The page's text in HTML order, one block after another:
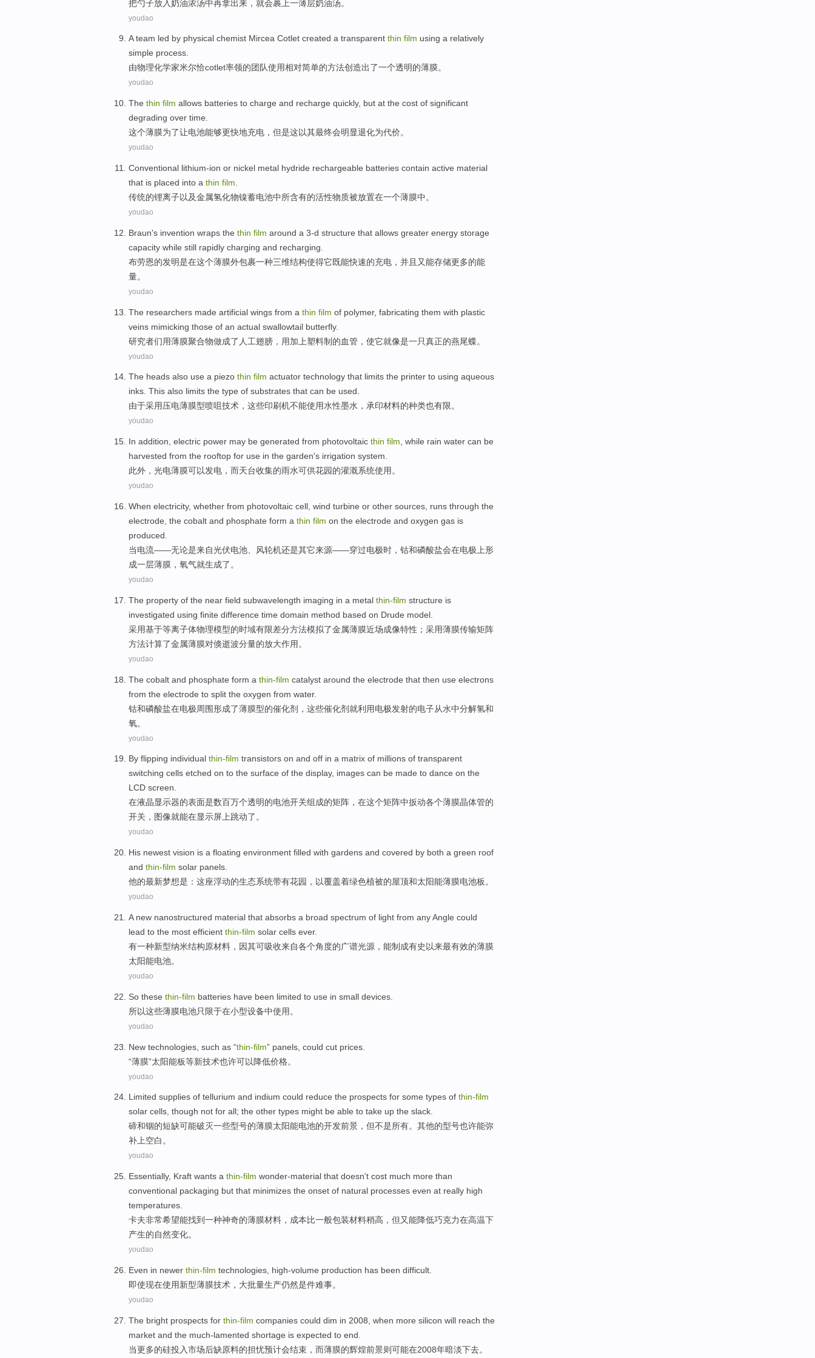
把勺子放入奶油浓汤中再拿出来， 就会裹 上一薄层奶油汤。
youdao
Ateam led by physical chemist Mircea Cotlet created a transparent thin film using a relatively
simple process.
由物理化学家米尔恰cotlet率领的团队使用相对简单的方法创造出了一个透明的薄膜。
youdao
The thin film allows batteries to charge and recharge quickly, but at the cost of significant
degrading over time
这个薄膜为了让电池能够更快地充电 ， 但是这以其最终会明显退化为代价。
youdao
Conventional lithium-ion or nickel metal hydride rechargeable batteries contain active material
that is placed into a thin film
传统的锂离子以及金属氢化物镍蓄电池中所含有的活性物质被放置在一个薄膜中。
youdao
Braun's invention wraps the thin film around a 3-d structure that allows greater energy storage
capacity while still rapidly charging and recharging.
布劳恩的发明是在这个薄膜外包裹一种三维结构使得它既能快速的充电 ，并且又能存储更多的能
量。
youdao
The researchers made artificial wings from a thin film of polymer, fabricating them with plastic
veins mimicking those of an actual swallowtail butterfly.
研究者们用薄膜聚合物做成了 人工翅膀 ，用加上塑料制的血管 ，使它就像是一只真正的燕尾蝶。
youdao
The heads also use a piezo thin film actuator technology that limits the printer to using aqueous
inks. This also limits the type of substrates that can be used.
由于采用压电薄膜型喷咀技术 ，这些印刷机不能使用水性墨水 ，承印材料的种类也有限。
youdao
In addition , electric power may be generated from photovoltaic thin film while rain water can be
harvested from the rooftop for use in the garden's irrigation system
此外 ， 光电薄膜可以发电 ， 而天台收集的雨水可供花园的灌溉系统使用 。
youdao
When electricity, whether from photovoltaic cell wind turbine or other sources runs through the
electrode , the cobalt and phosphate form a thin film on the electrode and oxygen gas is
produced
当电流——无论是来自光伏电池 风轮机还是其它来源——穿过电极时， 钴和磷酸盐会在电极 上形
成一层薄膜 ， 氧气就生成了 。
youdao
The property of the near field subwavelength imaging in a metal thin-film structure is
investigated using finite difference time domain method based on Drude model
采用基于等离子体物理模型的时域有限差分方法模拟了金属薄膜近场成像特性 ； 采用薄膜传输矩阵
方法计算了金属薄膜对倏逝波分量的放大作用。
youdao
The cobalt and phosphate form a thin-film catalyst around the electrode that then use electrons
from the electrode to split the oxygen from water.
钴和磷酸盐在电极周围形成了薄膜型的催化剂 ， 这些催化剂就利用电极发射的电子从水中分解氢和
氧。
youdao
By flipping individual thin-film transistors on and off in a matrix of millions of transparent
switching cells etched on to the surface of the display, images can be made to dance on the
LCD screen.
在液晶显示器的表面是数百万个透明的电池开关组成的矩阵 ， 在这个矩阵中扳动各个薄膜晶体管的
开关， 图像就能在显示屏上跳动了。
youdao
His newest vision is a floating environment filled with gardens and covered by both a green roof
and thin-film solar panels
他的最新梦想是 ： 这座浮动的生态系统带有花园 ，以覆盖着绿色植被的屋顶和太阳能薄膜电池板。
youdao
A new nanostructured material that absorbs a broad spectrum of light from anyAngle could
lead to the most efficient thin-film solar cells ever.
有一种新型纳米结构原材料，因其可吸收来自各个角度的广谱光源 ， 能制成有史以来最有效的薄膜
太阳能电池。
youdao
So these thin-film batteries have been limited to use in small devices
所以这些薄膜电池只限于在小型设备中使用 。
youdao
New technologies such as “thin-film” panels could cut prices
“薄膜”太阳能板等新技术也许可以降低价格。
youdao
Limited supplies of tellurium and indium could reduce the prospects for some types of thin-film
solar cells, though not for all; the other types might be able to take up the slack.
碲和铟的短缺可能破灭一些型号的薄膜太阳能电池的开发前景 ， 但不是所有。 其他的型号也许能弥
补上空白。
youdao
Essentially, Kraft wants a thin-film wonder-material that doesn't cost much more than
conventional packaging but that minimizes the onset of natural processes even at really high
temperatures
卡夫非常希望能找到一种神奇的薄膜材料， 成本比一般包装材料稍高 ， 但 又能降低巧克力在高温下
产生的自然变化。
youdao
Even in newer thin-film technologies high-volume production has been difficult
即使现在使用新型薄膜技术 ， 大批量生产仍然是件难事。
youdao
The bright prospects for thin-film companies could dim in 2008, when more silicon will reach the
market and the much-lamented shortage is expected to end
当更多的硅投入市场后缺原料的担忧预计会结束 ，而薄膜的辉煌前景则可能在2008年暗淡下去。